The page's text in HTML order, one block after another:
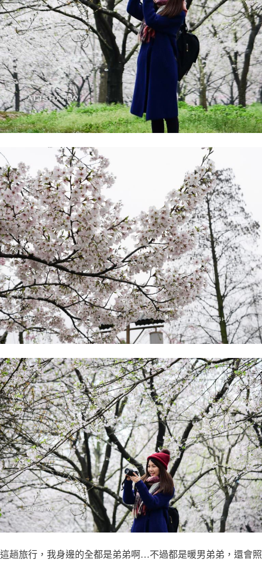
這趟旅行，我身邊的全都是弟弟啊…不過都是暖男弟弟，還會照